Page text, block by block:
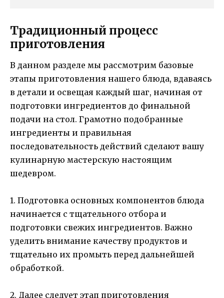
Традиционный процесс
приготовления
В данном разделе мы рассмотрим базовые
этапы приготовления нашего блюда, вдаваясь
в детали и освещая каждый шаг, начиная от
подготовки ингредиентов до финальной
подачи на стол. Грамотно подобранные
ингредиенты и правильная
последовательность действий сделают вашу
кулинарную мастерскую настоящим
шедевром.
1. Подготовка основных компонентов блюда
начинается с тщательного отбора и
подготовки свежих ингредиентов. Важно
уделить внимание качеству продуктов и
тщательно их промыть перед дальнейшей
обработкой.
2. Далее следует этап приготовления